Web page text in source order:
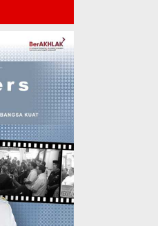
Chandra: Pati 703